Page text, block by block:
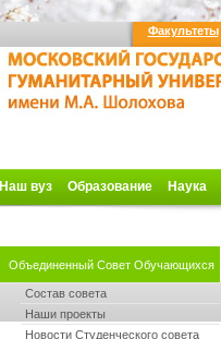
Факультеты
Наш вуз Образование Наука
Объединенный Совет Обучающихся
Состав совета
Наши проекты
Новости Студенческого совета